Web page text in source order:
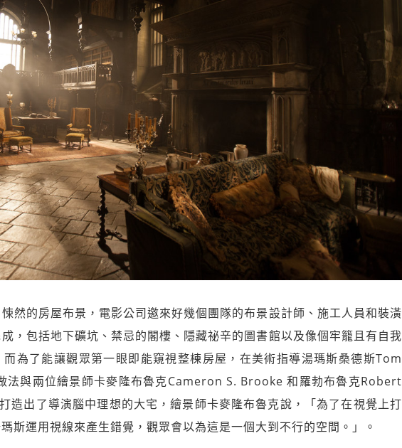
然的房屋布景，電影公司邀來好幾個團隊的布景設計師、施工人員和裝潢
，包括地下礦坑、禁忌的閣樓、隱藏祕辛的圖書館以及像個牢籠且有自我
為了能讓觀眾第一眼即能窺視整棟房屋，在美術指導湯瑪斯桑德斯Tom
法與兩位繪景師卡麥隆布魯克Cameron S. Brooke 和羅勃布魯克Robert
造出了導演腦中理想的大宅，繪景師卡麥隆布魯克說，「為了在視覺上打
斯運用視線來產生錯覺，觀眾會以為這是一個大到不行的空間。」。